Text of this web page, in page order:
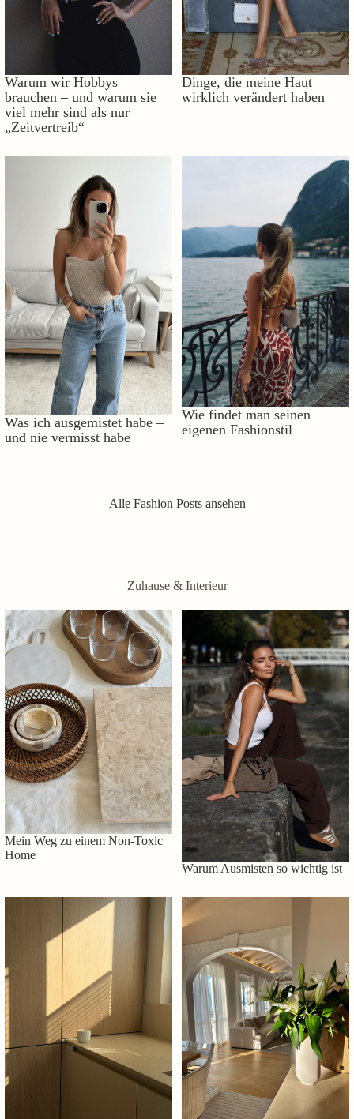
Warum wir Hobbys
brauchen – und warum sie
viel mehr sind als nur
„Zeitvertreib“
Dinge, die meine Haut
wirklich verändert haben
Was ich ausgemistet habe –
und nie vermisst habe
Wie findet man seinen
eigenen Fashionstil
Alle Fashion Posts ansehen
Zuhause & Interieur
Mein Weg zu einem Non-Toxic
Home
Warum Ausmisten so wichtig ist